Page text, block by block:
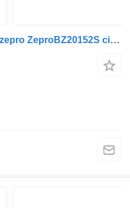
Volvo cilindro de elevación, zepro ZeproBZ20152S cilindro hidráulico para Volvo FM9 cabeza tractora